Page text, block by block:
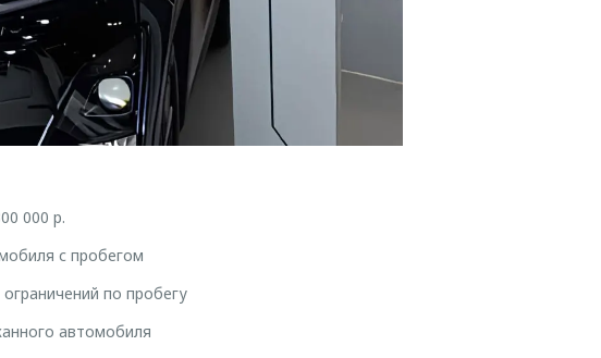
000 р.
с пробегом
по пробегу
автомобиля